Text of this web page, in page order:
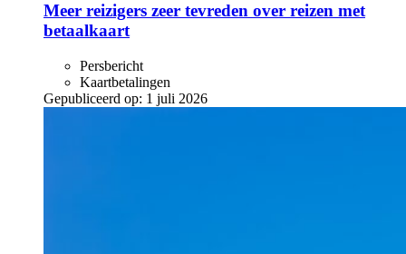
Meer reizigers zeer tevreden over reizen met
betaalkaart
Persbericht
Kaartbetalingen
Gepubliceerd op: 1 juli 2026